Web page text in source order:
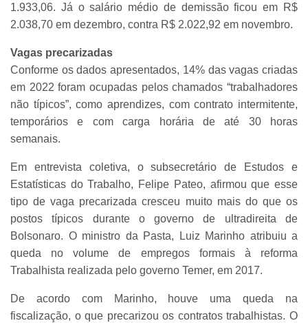
1.933,06. Já o salário médio de demissão ficou em R$
2.038,70 em dezembro, contra R$ 2.022,92 em novembro.
Vagas precarizadas
Conforme os dados apresentados, 14% das vagas criadas
em 2022 foram ocupadas pelos chamados “trabalhadores
não típicos”, como aprendizes, com contrato intermitente,
temporários e com carga horária de até 30 horas
semanais.
Em entrevista coletiva, o subsecretário de Estudos e
Estatísticas do Trabalho, Felipe Pateo, afirmou que esse
tipo de vaga precarizada cresceu muito mais do que os
postos típicos durante o governo de ultradireita de
Bolsonaro. O ministro da Pasta, Luiz Marinho atribuiu a
queda no volume de empregos formais à reforma
Trabalhista realizada pelo governo Temer, em 2017.
De acordo com Marinho, houve uma queda na
fiscalização, o que precarizou os contratos trabalhistas. O